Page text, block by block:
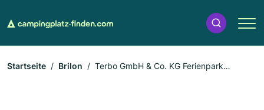
Startseite Brilon
Terbo GmbH & Co. KG Ferienpark